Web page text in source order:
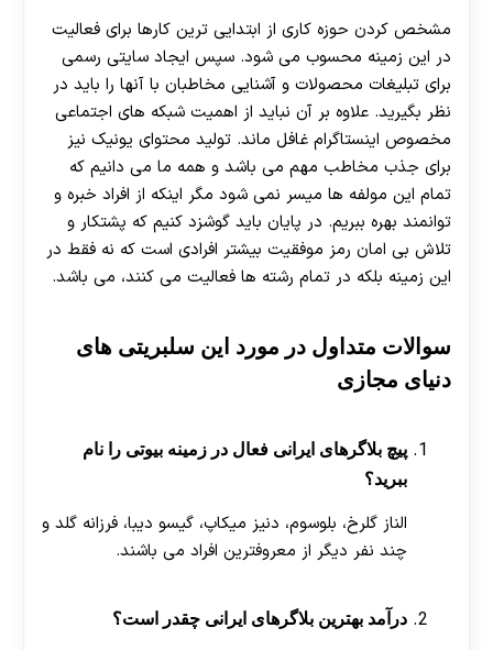
مشخص کردن حوزه کاری از ابتدایی ترین کارها برای فعالیت
در این زمینه محسوب می شود. سپس ایجاد سایتی رسمی
برای تبلیغات محصولات و آشنایی مخاطبان با آنها را باید در
نظر بگیرید. علاوه بر آن نباید از اهمیت شبکه های اجتماعی
مخصوص اینستاگرام غافل ماند. تولید محتوای یونیک نیز
برای جذب مخاطب مهم می باشد و همه ما می دانیم که
تمام این مولفه ها میسر نمی شود مگر اینکه از افراد خبره و
توانمند بهره ببریم. در پایان باید گوشزد کنیم که پشتکار و
تلاش بی امان رمز موفقیت بیشتر افرادی است که نه فقط در
این زمینه بلکه در تمام رشته ها فعالیت می کنند، می باشد.
سوالات متداول در مورد این سلبریتی های
دنیای مجازی
پیچ بلاگرهای ایرانی فعال در زمینه بیوتی را نام
ببرید؟
الناز گلرخ، بلوسوم، دنیز میکاپ، گیسو دیبا، فرزانه گلد و
چند نفر دیگر از معروفترین افراد می باشند.
درآمد بهترین بلاگرهای ایرانی چقدر است؟